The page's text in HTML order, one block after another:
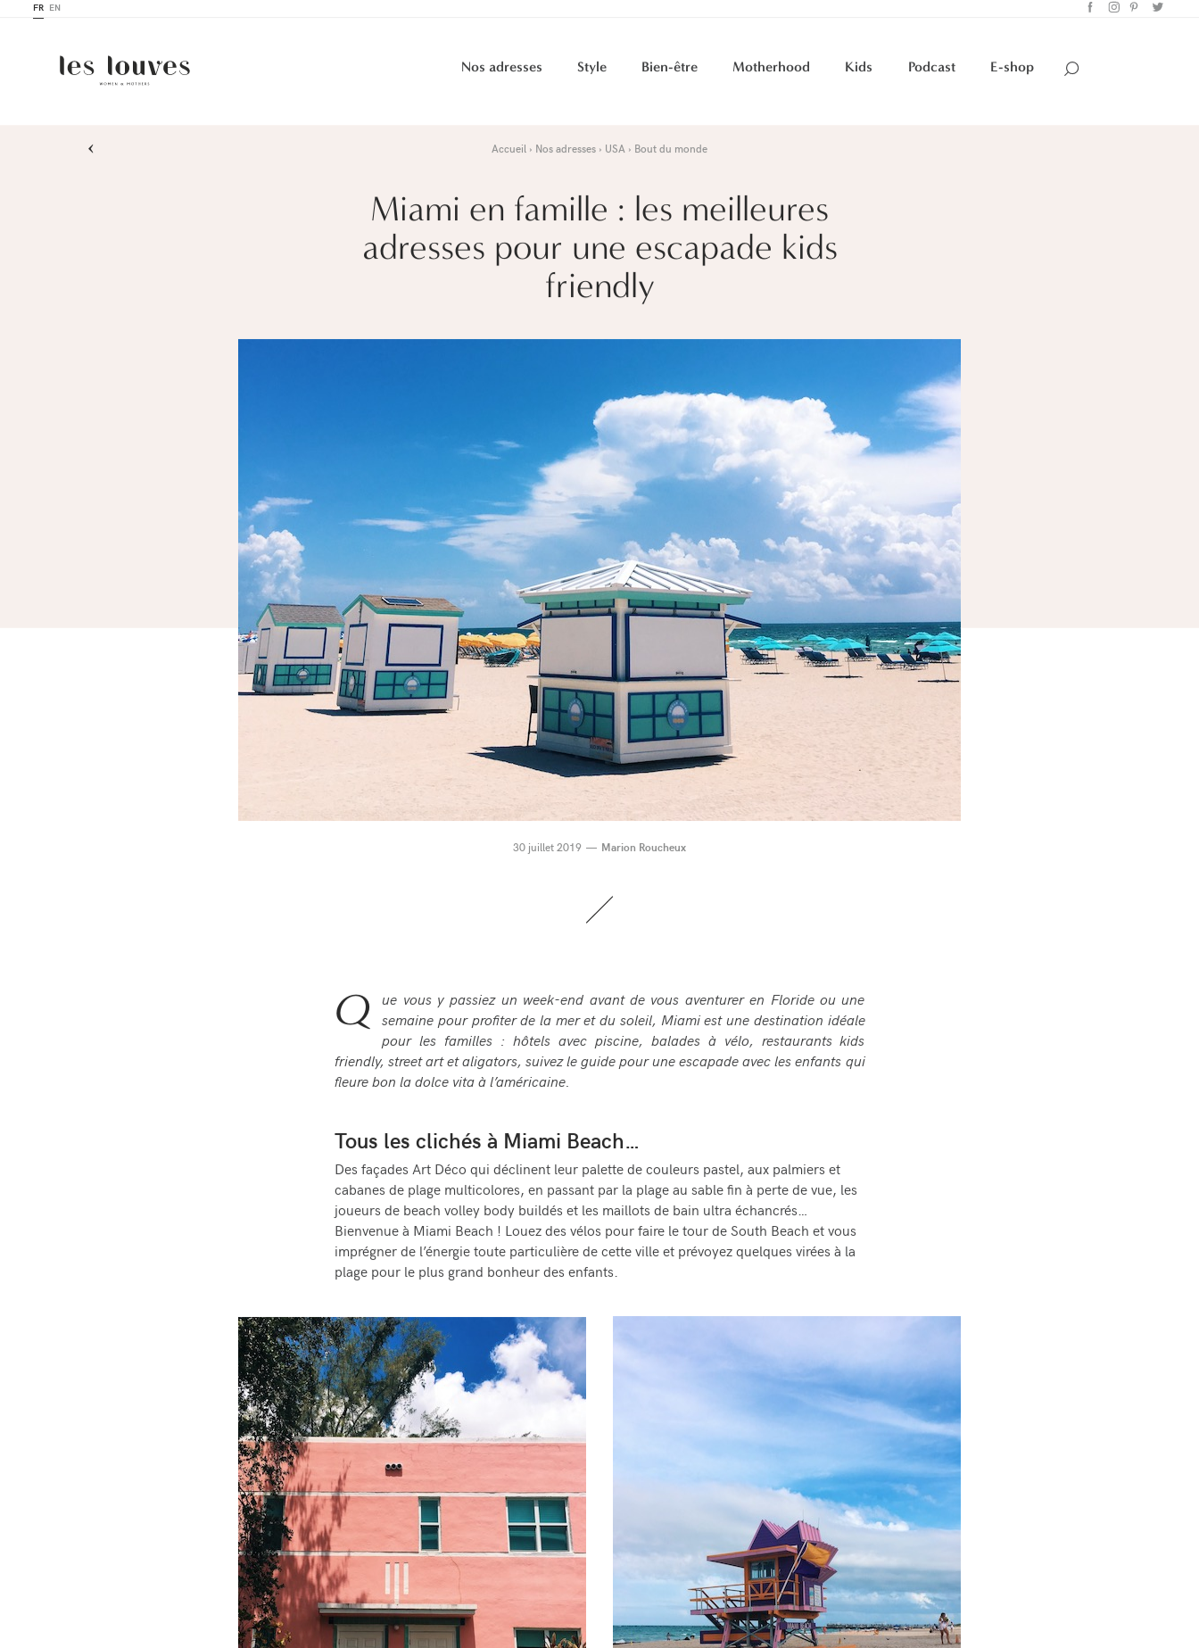
FR EN
Nos adresses Style Bien-être Motherhood Kids Podcast E-shop
› Accueil Nos adresses USA Bout du monde
Miami en famille : les meilleures
adresses pour une escapade kids
friendly
30 juillet 2019 Marion Roucheux
Q
ue vous y passiez un week-end avant de vous aventurer en Floride ou une
semaine pour profiter de la mer et du soleil, Miami est une destination idéale
pour les familles : hôtels avec piscine, balades à vélo, restaurants kids
friendly, street art et aligators, suivez le guide pour une escapade avec les enfants qui
fleure bon la dolce vita à l’américaine.
Tous les clichés à Miami Beach…
Des façades Art Déco qui déclinent leur palette de couleurs pastel, aux palmiers et
cabanes de plage multicolores, en passant par la plage au sable fin à perte de vue, les
joueurs de beach volley body buildés et les maillots de bain ultra échancrés…
Bienvenue à Miami Beach ! Louez des vélos pour faire le tour de South Beach et vous
imprégner de l’énergie toute particulière de cette ville et prévoyez quelques virées à la
plage pour le plus grand bonheur des enfants.